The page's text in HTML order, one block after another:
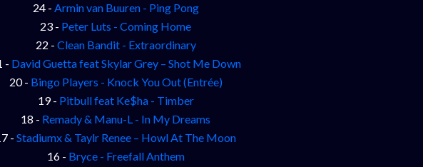
24 - Armin van Buuren - Ping Pong
23 - Peter Luts - Coming Home
22 - Clean Bandit - Extraordinary
- David Guetta feat Skylar Grey – Shot Me Down
20 - Bingo Players - Knock You Out (Entrée)
19 - Pitbull feat Ke$ha - Timber
18 - Remady & Manu-L - In My Dreams
- Stadiumx & Taylr Renee – Howl At The Moon
16 - Bryce - Freefall Anthem